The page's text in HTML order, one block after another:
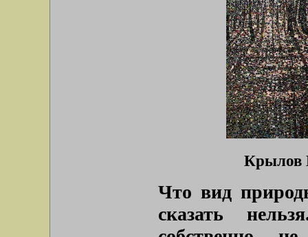
Крылов
Что вид
сказать